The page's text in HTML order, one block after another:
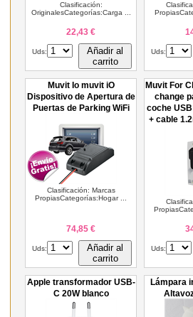
Clasificación:
OriginalesCategorías:Carga ...
22,43 €
Uds:
Añadir al
carrito
Uds:
Muvit Io muvit iO
Dispositivo de Apertura de
Puertas de Parking WiFi
Clasificación: Marcas
PropiasCategorías:Hogar ...
74,85 €
Uds:
Añadir al
carrito
Muvit For
change
coche
+ cable
Uds:
Apple transformador USB-
C 20W blanco
Lámpara